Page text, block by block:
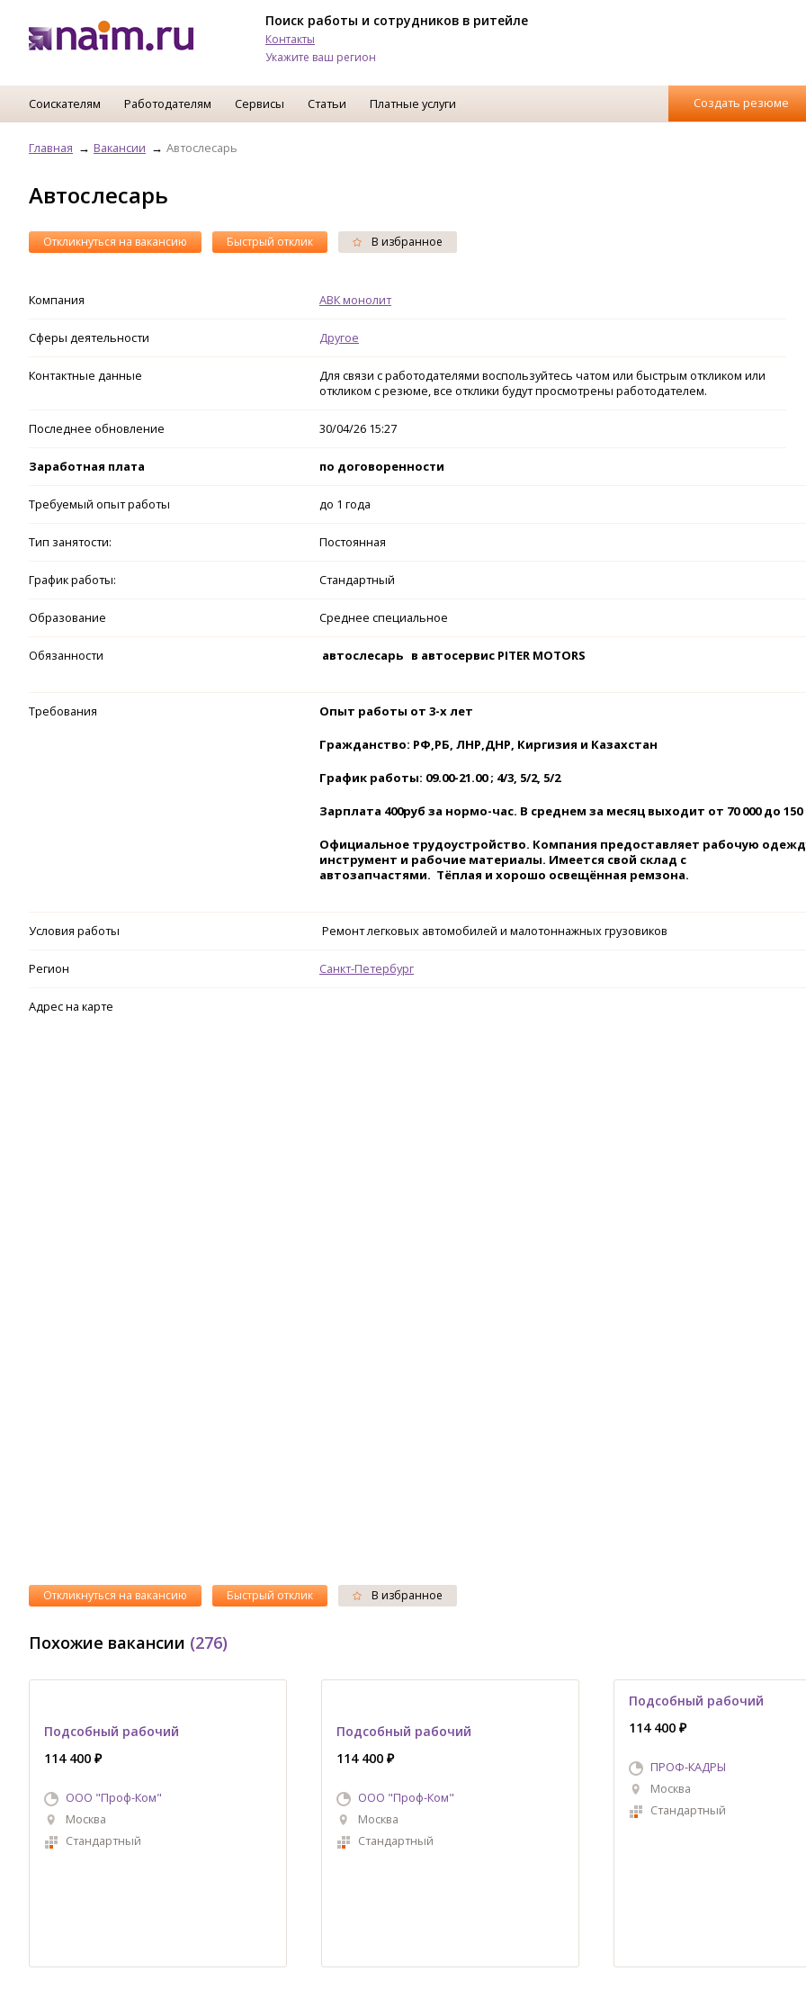
Поиск работы и сотрудников в ритейле
Контакты
Укажите ваш регион
Соискателям Работодателям Сервисы Статьи Платные услуги Создать резюме
Главная Вакансии Автослесарь
Автослесарь
Откликнуться на вакансию Быстрый отклик В избранное
Компания АВК монолит
Сферы деятельности Другое
Контактные данные
Для связи с работодателями воспользуйтесь чатом или быстрым откликом или
откликом с резюме, все отклики будут просмотрены работодателем.
Последнее обновление 30/04/26 15:27
Заработная плата по договоренности
Требуемый опыт работы до 1 года
Тип занятости: Постоянная
График работы: Стандартный
Образование Среднее специальное
Обязанности автослесарь в автосервис PITER MOTORS
Требования Опыт работы от 3-х лет
Гражданство: РФ,РБ, ЛНР,ДНР, Киргизия и Казахстан
График работы: 09.00-21.00 ; 4/3, 5/2, 5/2
Зарплата 400руб за нормо-час. В среднем за месяц выходит от 70 000 до 150
Официальное трудоустройство. Компания предоставляет рабочую
инструмент и рабочие материалы. Имеется свой склад с
автозапчастями. Тёплая и хорошо освещённая ремзона.
Условия работы Ремонт легковых автомобилей и малотоннажных грузовиков
Регион Санкт-Петербург
Адрес на карте
Откликнуться на вакансию Быстрый отклик В избранное
Похожие вакансии (276)
Подсобный рабочий
114 400 ₽
ООО "Проф-Ком"
Москва
Стандартный
Подсобный рабочий
114 400 ₽
ООО "Проф-Ком"
Москва
Стандартный
Подсобный рабочий
114 400 ₽
ПРОФ-КАДРЫ
Москва
Стандартный